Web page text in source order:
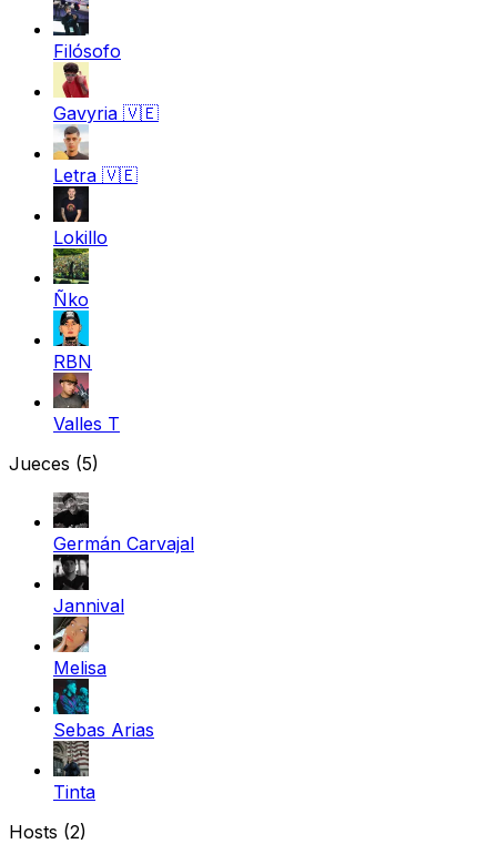
Filósofo
Gavyria 🇻🇪
Letra 🇻🇪
Lokillo
Ñko
RBN
Valles T
Jueces (5)
Germán Carvajal
Jannival
Melisa
Sebas Arias
Tinta
Hosts (2)